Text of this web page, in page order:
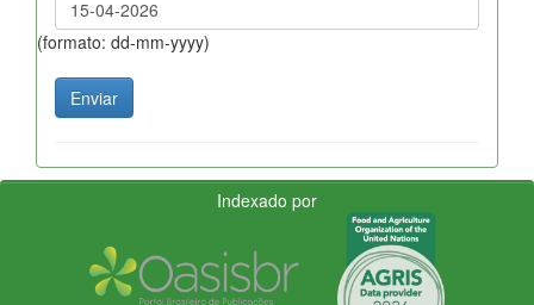
(formato: dd-mm-yyyy)
Indexado por